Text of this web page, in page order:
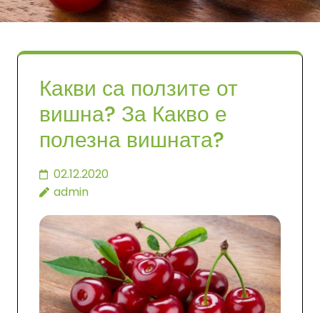
Какви са ползите от
вишна? За Какво е
полезна вишната?
02.12.2020
admin